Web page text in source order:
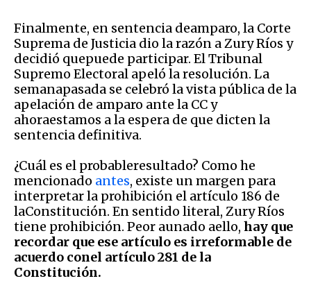
Finalmente, en sentencia deamparo, la Corte
Suprema de Justicia dio la razón a Zury Ríos y
decidió quepuede participar. El Tribunal
Supremo Electoral apeló la resolución. La
semanapasada se celebró la vista pública de la
apelación de amparo ante la CC y
ahoraestamos a la espera de que dicten la
sentencia definitiva.
¿Cuál es el probableresultado? Como he
mencionado antes, existe un margen para
interpretar la prohibición el artículo 186 de
laConstitución. En sentido literal, Zury Ríos
tiene prohibición. Peor aunado aello, hay que
recordar que ese artículo es irreformable de
acuerdo conel artículo 281 de la
Constitución.